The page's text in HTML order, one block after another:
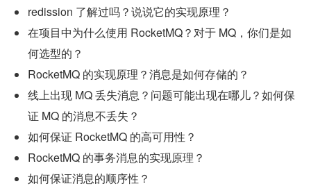
redission 了解过吗？说说它的实现原理？
在项目中为什么使用 RocketMQ？对于 MQ，你们是如
何选型的？
RocketMQ 的实现原理？消息是如何存储的？
线上出现 MQ 丢失消息？问题可能出现在哪儿？如何保
证 MQ 的消息不丢失？
如何保证 RocketMQ 的高可用性？
RocketMQ 的事务消息的实现原理？
如何保证消息的顺序性？